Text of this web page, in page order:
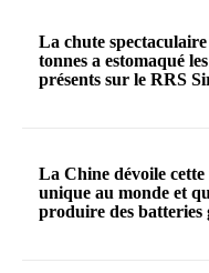
La chute spectaculaire
tonnes a estomaqué
présents sur le RRS
La Chine dévoile
unique au monde et
produire des batteries